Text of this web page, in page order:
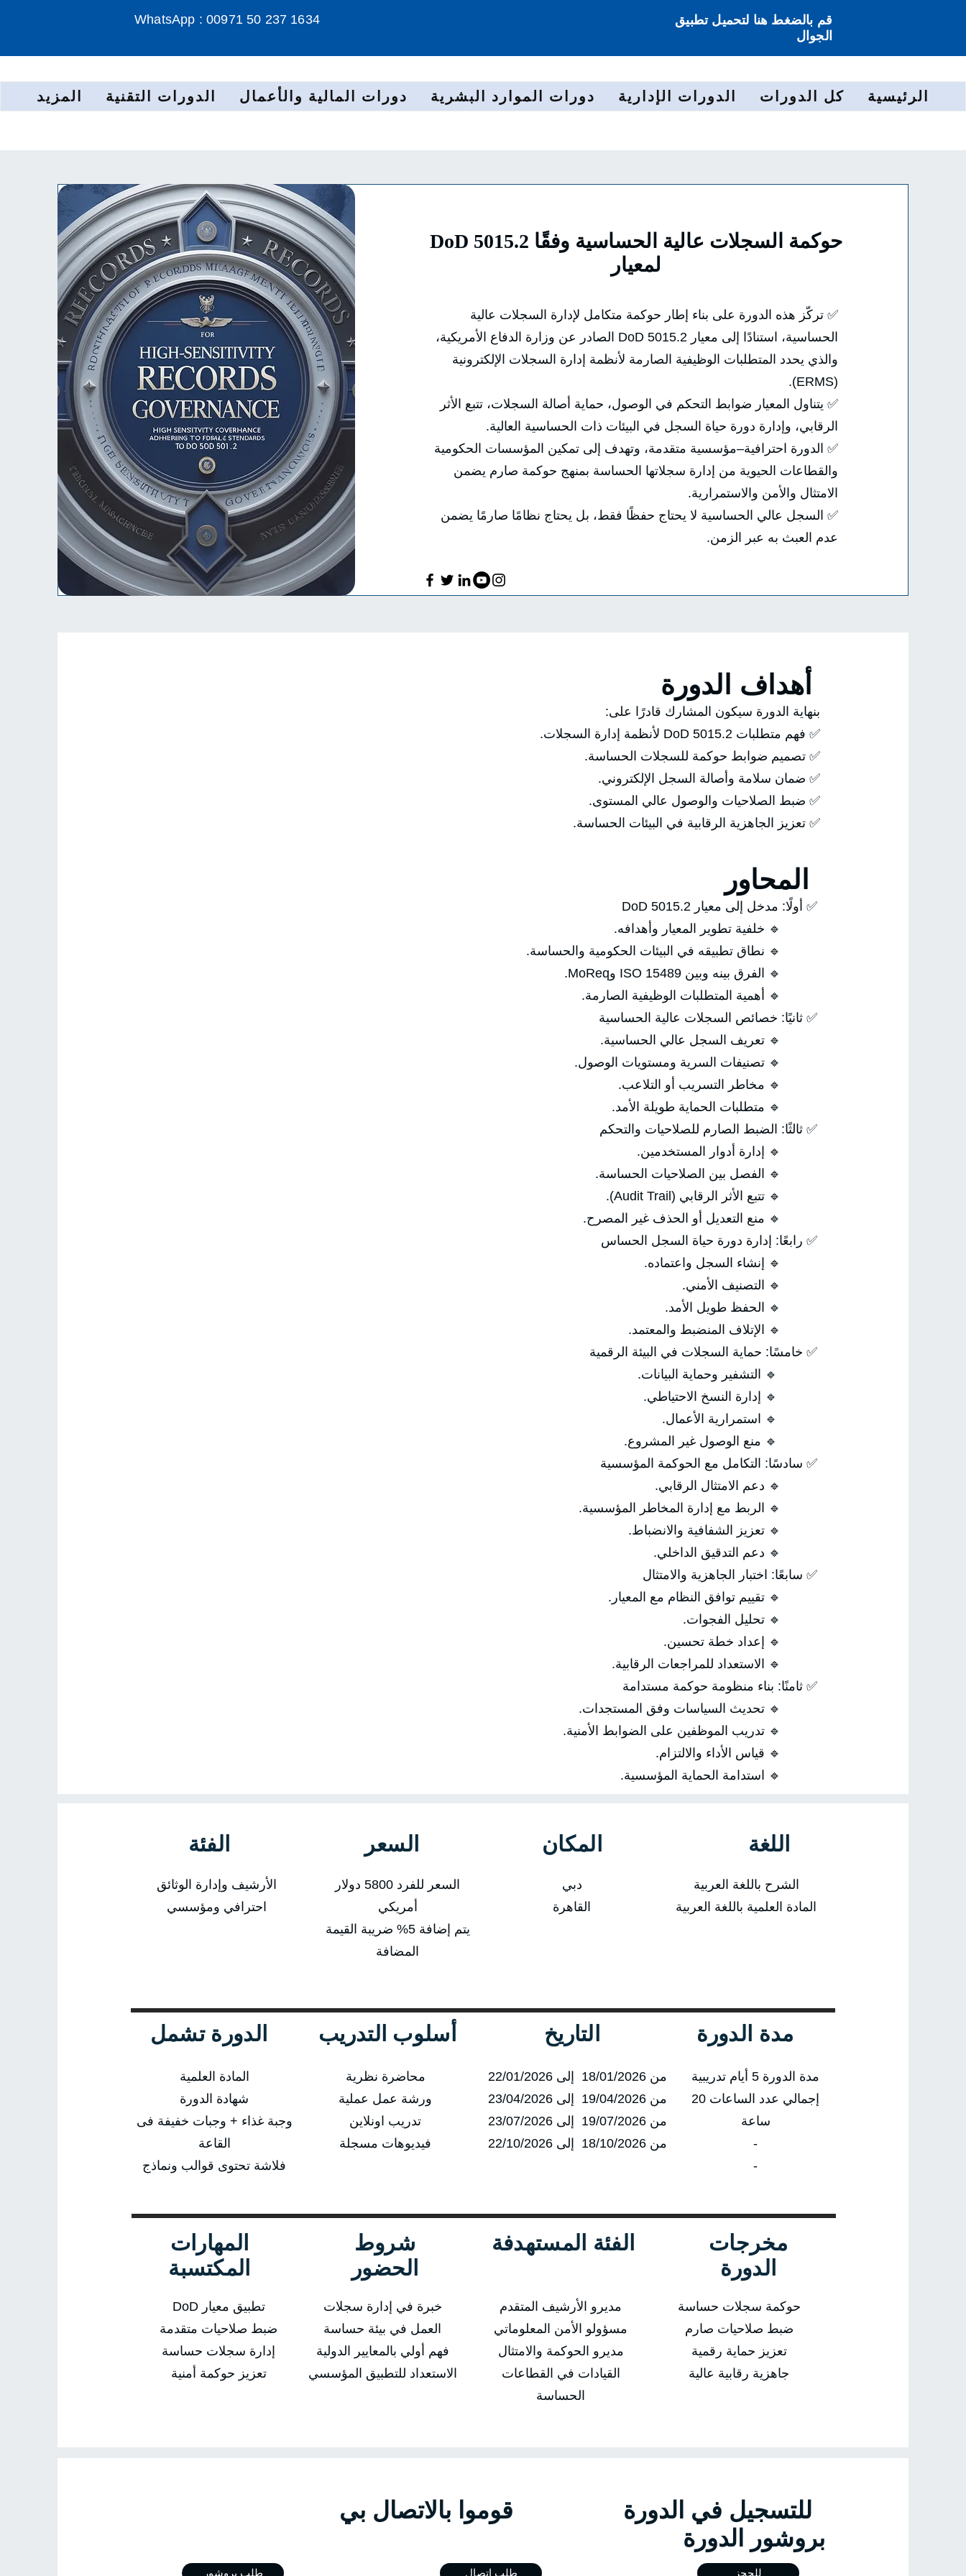
WhatsApp : 00971 50 237 1634
قم بالضغط هنا لتحميل تطبيق
الجوال
الرئيسية كل الدورات الدورات الإدارية دورات الموارد البشرية دورات المالية والأعمال الدورات التقنية المزيد
DoD 5015.2 حوكمة السجلات عالية الحساسية وفقًا
لمعيار
✅ تركّز هذه الدورة على بناء إطار حوكمة متكامل لإدارة السجلات عالية
الحساسية، استنادًا إلى معيار DoD 5015.2 الصادر عن وزارة الدفاع الأمريكية،
والذي يحدد المتطلبات الوظيفية الصارمة لأنظمة إدارة السجلات الإلكترونية
(ERMS).
✅ يتناول المعيار ضوابط التحكم في الوصول، حماية أصالة السجلات، تتبع الأثر
الرقابي، وإدارة دورة حياة السجل في البيئات ذات الحساسية العالية.
✅ الدورة احترافية–مؤسسية متقدمة، وتهدف إلى تمكين المؤسسات الحكومية
والقطاعات الحيوية من إدارة سجلاتها الحساسة بمنهج حوكمة صارم يضمن
الامتثال والأمن والاستمرارية.
✅ السجل عالي الحساسية لا يحتاج حفظًا فقط، بل يحتاج نظامًا صارمًا يضمن
عدم العبث به عبر الزمن.
بنهاية الدورة سيكون المشارك قادرًا على:
✅ فهم متطلبات DoD 5015.2 لأنظمة إدارة السجلات.
✅ تصميم ضوابط حوكمة للسجلات الحساسة.
✅ ضمان سلامة وأصالة السجل الإلكتروني.
✅ ضبط الصلاحيات والوصول عالي المستوى.
✅ تعزيز الجاهزية الرقابية في البيئات الحساسة.
✅ أولًا: مدخل إلى معيار DoD 5015.2
🔹 خلفية تطوير المعيار وأهدافه.
🔹 نطاق تطبيقه في البيئات الحكومية والحساسة.
🔹 الفرق بينه وبين ISO 15489 وMoReq.
🔹 أهمية المتطلبات الوظيفية الصارمة.
✅ ثانيًا: خصائص السجلات عالية الحساسية
🔹 تعريف السجل عالي الحساسية.
🔹 تصنيفات السرية ومستويات الوصول.
🔹 مخاطر التسريب أو التلاعب.
🔹 متطلبات الحماية طويلة الأمد.
✅ ثالثًا: الضبط الصارم للصلاحيات والتحكم
🔹 إدارة أدوار المستخدمين.
🔹 الفصل بين الصلاحيات الحساسة.
🔹 تتبع الأثر الرقابي (Audit Trail).
🔹 منع التعديل أو الحذف غير المصرح.
✅ رابعًا: إدارة دورة حياة السجل الحساس
🔹 إنشاء السجل واعتماده.
🔹 التصنيف الأمني.
🔹 الحفظ طويل الأمد.
🔹 الإتلاف المنضبط والمعتمد.
✅ خامسًا: حماية السجلات في البيئة الرقمية
🔹 التشفير وحماية البيانات.
🔹 إدارة النسخ الاحتياطي.
🔹 استمرارية الأعمال.
🔹 منع الوصول غير المشروع.
✅ سادسًا: التكامل مع الحوكمة المؤسسية
🔹 دعم الامتثال الرقابي.
🔹 الربط مع إدارة المخاطر المؤسسية.
🔹 تعزيز الشفافية والانضباط.
🔹 دعم التدقيق الداخلي.
✅ سابعًا: اختبار الجاهزية والامتثال
🔹 تقييم توافق النظام مع المعيار.
🔹 تحليل الفجوات.
🔹 إعداد خطة تحسين.
🔹 الاستعداد للمراجعات الرقابية.
✅ ثامنًا: بناء منظومة حوكمة مستدامة
🔹 تحديث السياسات وفق المستجدات.
🔹 تدريب الموظفين على الضوابط الأمنية.
🔹 قياس الأداء والالتزام.
🔹 استدامة الحماية المؤسسية.
الفئة
الأرشيف وإدارة الوثائق
احترافي ومؤسسي
السعر
السعر للفرد 5800 دولار
أمريكي
يتم إضافة 5% ضريبة القيمة
المضافة
المكان
دبي
القاهرة
اللغة
الشرح باللغة العربية
المادة العلمية باللغة العربية
الدورة تشمل
المادة العلمية
شهادة الدورة
وجبة غذاء + وجبات خفيفة فى
القاعة
فلاشة تحتوى قوالب ونماذج
أسلوب التدريب
محاضرة نظرية
ورشة عمل عملية
تدريب اونلاين
فيديوهات مسجلة
التاريخ
من 18/01/2026 إلى 22/01/2026
من 19/04/2026 إلى 23/04/2026
من 19/07/2026 إلى 23/07/2026
من 18/10/2026 إلى 22/10/2026
مدة الدورة
مدة الدورة 5 أيام تدريبية
إجمالي عدد الساعات 20
ساعة
-
-
المهارات
المكتسبة
تطبيق معيار DoD
ضبط صلاحيات متقدمة
إدارة سجلات حساسة
تعزيز حوكمة أمنية
شروط
الحضور
خبرة في إدارة سجلات
العمل في بيئة حساسة
فهم أولي بالمعايير الدولية
الاستعداد للتطبيق المؤسسي
الفئة المستهدفة
مخرجات
الدورة
مديرو الأرشيف المتقدم
مسؤولو الأمن المعلوماتي
مديرو الحوكمة والامتثال
القيادات في القطاعات
الحساسة
حوكمة سجلات حساسة
ضبط صلاحيات صارم
تعزيز حماية رقمية
جاهزية رقابية عالية
للتسجيل في الدورة قوموا بالاتصال بي
بروشور الدورة
طلب بروشور طلب اتصال للحجز